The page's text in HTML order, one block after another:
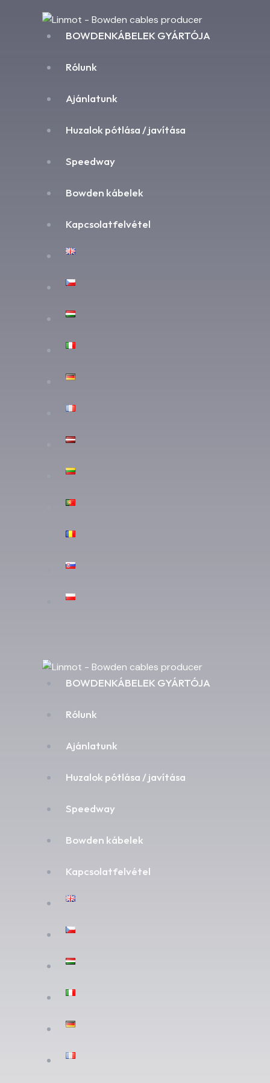
BOWDENKÁBELEK GYÁRTÓJA
Rólunk
Ajánlatunk
Huzalok pótlása / javítása
Speedway
Bowden kábelek
Kapcsolatfelvétel
BOWDENKÁBELEK GYÁRTÓJA
Rólunk
Ajánlatunk
Huzalok pótlása / javítása
Speedway
Bowden kábelek
Kapcsolatfelvétel